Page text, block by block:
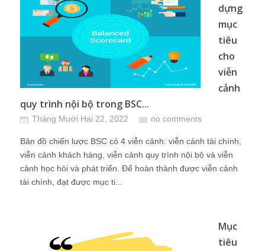
dựng
mục
tiêu
cho
viễn
cảnh
quy trình nội bộ trong BSC...
Tháng Mười Hai 22, 2022 no comments
Bản đồ chiến lược BSC có 4 viễn cảnh: viễn cảnh tài chính,
viễn cảnh khách hàng, viễn cảnh quy trình nội bộ và viễn
cảnh học hỏi và phát triển. Để hoàn thành được viễn cảnh
tài chính, đạt được mục ti...
Mục
tiêu